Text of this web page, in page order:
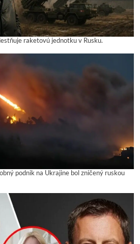
raketovú jednotku v Rusku.
podnik na Ukrajine bol zničený ruskou